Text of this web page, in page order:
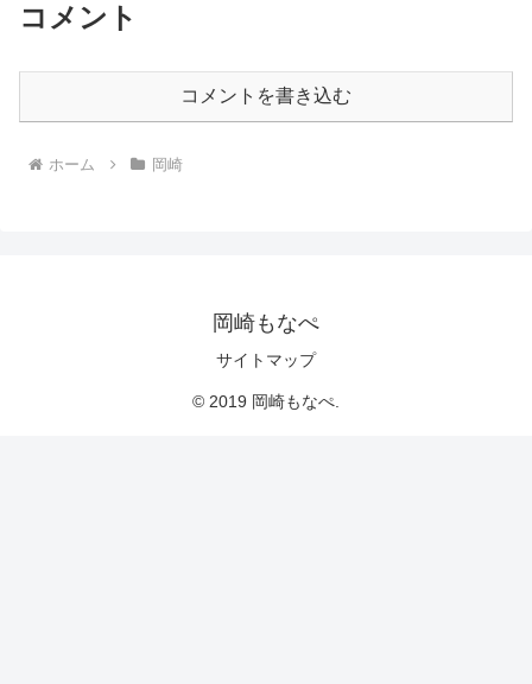
コメント
コメントを書き込む
ホーム 岡崎
岡崎もなぺ
サイトマップ
© 2019 岡崎もなぺ.